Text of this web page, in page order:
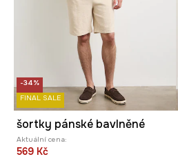
-34%
FINAL SALE
šortky pánské bavlněné
Aktuální cena:
569 Kč